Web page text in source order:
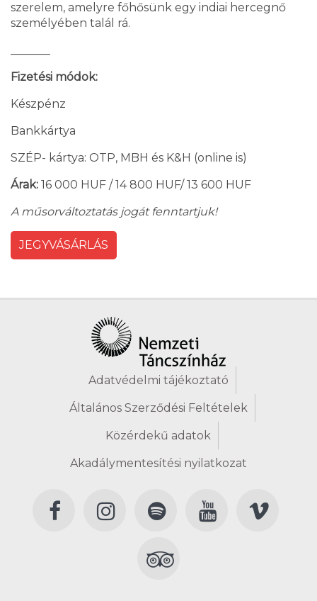
szerelem, amelyre főhősünk egy indiai hercegnő
személyében talál rá.
Fizetési módok:
Készpénz
Bankkártya
SZÉP- kártya: OTP, MBH és K&H (online is)
Árak: 16 000 HUF / 14 800 HUF/ 13 600 HUF
A műsorváltoztatás jogát fenntartjuk!
JEGYVÁSÁRLÁS
Adatvédelmi tájékoztató
Általános Szerződési Feltételek
Közérdekű adatok
Akadálymentesítési nyilatkozat